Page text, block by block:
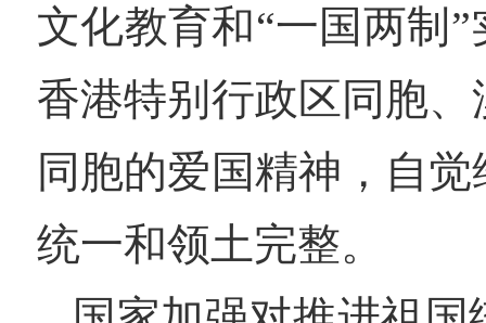
文化教育和“一国两制
香港特别行政区同胞
同胞的爱国精神，自
统一和领土完整。